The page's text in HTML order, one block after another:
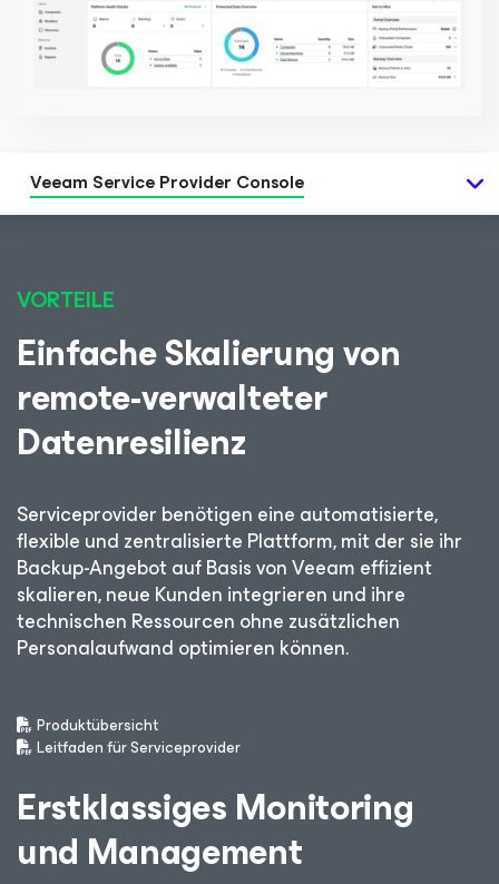
Veeam Service Provider Console
VORTEILE
Einfache Skalierung von
remote-verwalteter
Datenresilienz
Serviceprovider benötigen eine automatisierte,
flexible und zentralisierte Plattform, mit der sie ihr
Backup-Angebot auf Basis von Veeam effizient
skalieren, neue Kunden integrieren und ihre
technischen Ressourcen ohne zusätzlichen
Personalaufwand optimieren können.
Produktübersicht
Leitfaden für Serviceprovider
Erstklassiges Monitoring
und Management